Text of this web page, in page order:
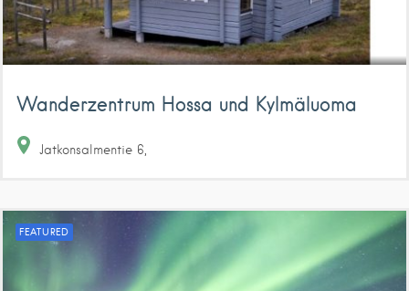
Wanderzentrum Hossa und Kylmäluoma
Jatkonsalmentie 6
FEATURED